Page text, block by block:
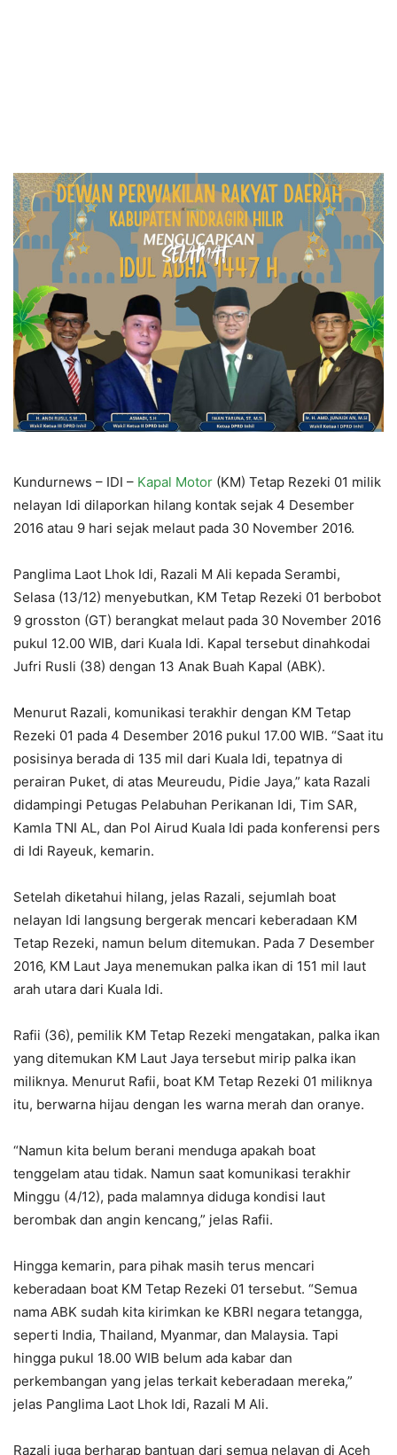
Kundurnews – IDI – Kapal Motor (KM) Tetap Rezeki 01 milik
nelayan Idi dilaporkan hilang kontak sejak 4 Desember
2016 atau 9 hari sejak melaut pada 30 November 2016.
Panglima Laot Lhok Idi, Razali M Ali kepada Serambi,
Selasa (13/12) menyebutkan, KM Tetap Rezeki 01 berbobot
9 grosston (GT) berangkat melaut pada 30 November 2016
pukul 12.00 WIB, dari Kuala Idi. Kapal tersebut dinahkodai
Jufri Rusli (38) dengan 13 Anak Buah Kapal (ABK).
Menurut Razali, komunikasi terakhir dengan KM Tetap
Rezeki 01 pada 4 Desember 2016 pukul 17.00 WIB. “Saat itu
posisinya berada di 135 mil dari Kuala Idi, tepatnya di
perairan Puket, di atas Meureudu, Pidie Jaya,” kata Razali
didampingi Petugas Pelabuhan Perikanan Idi, Tim SAR,
Kamla TNI AL, dan Pol Airud Kuala Idi pada konferensi pers
di Idi Rayeuk, kemarin.
Setelah diketahui hilang, jelas Razali, sejumlah boat
nelayan Idi langsung bergerak mencari keberadaan KM
Tetap Rezeki, namun belum ditemukan. Pada 7 Desember
2016, KM Laut Jaya menemukan palka ikan di 151 mil laut
arah utara dari Kuala Idi.
Rafii (36), pemilik KM Tetap Rezeki mengatakan, palka ikan
yang ditemukan KM Laut Jaya tersebut mirip palka ikan
miliknya. Menurut Rafii, boat KM Tetap Rezeki 01 miliknya
itu, berwarna hijau dengan les warna merah dan oranye.
“Namun kita belum berani menduga apakah boat
tenggelam atau tidak. Namun saat komunikasi terakhir
Minggu (4/12), pada malamnya diduga kondisi laut
berombak dan angin kencang,” jelas Rafii.
Hingga kemarin, para pihak masih terus mencari
keberadaan boat KM Tetap Rezeki 01 tersebut. “Semua
nama ABK sudah kita kirimkan ke KBRI negara tetangga,
seperti India, Thailand, Myanmar, dan Malaysia. Tapi
hingga pukul 18.00 WIB belum ada kabar dan
perkembangan yang jelas terkait keberadaan mereka,”
jelas Panglima Laot Lhok Idi, Razali M Ali.
Razali juga berharap bantuan dari semua nelayan di Aceh